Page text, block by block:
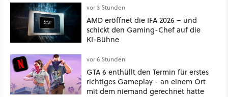
kritisch damit auseinander
vor 3 Stunden
AMD eröffnet die IFA 2026 – und
schickt den Gaming-Chef auf die
KI-Bühne
vor 6 Stunden
GTA 6 enthüllt den Termin für erstes
richtiges Gameplay - an einem Ort
mit dem niemand gerechnet hatte